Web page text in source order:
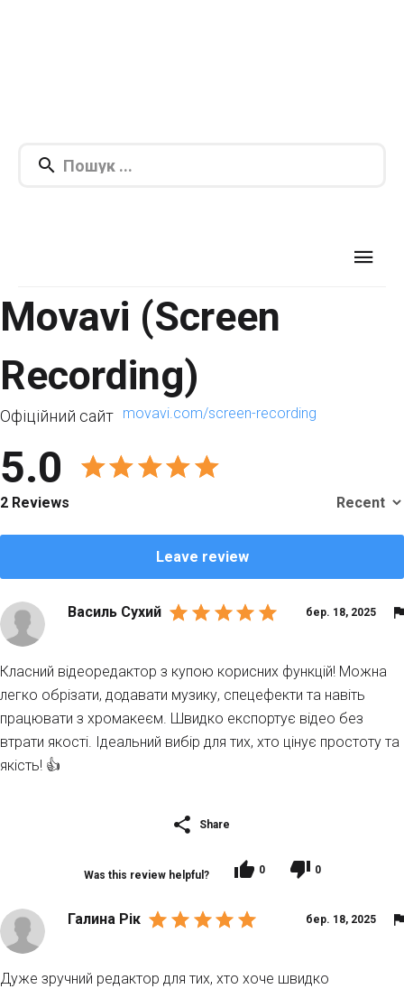
Movavi (Screen
Recording)
Офіційний сайт movavi.com/screen-recording
5.0
2 Reviews
Leave review
бер. 18, 2025
Василь Сухий
Класний відеоредактор з купою корисних функцій! Можна
легко обрізати, додавати музику, спецефекти та навіть
працювати з хромакеєм. Швидко експортує відео без
втрати якості. Ідеальний вибір для тих, хто цінує простоту та
якість! 👍
Share
Was this review helpful? 0 0
бер. 18, 2025
Галина Рік
Дуже зручний редактор для тих, хто хоче швидко